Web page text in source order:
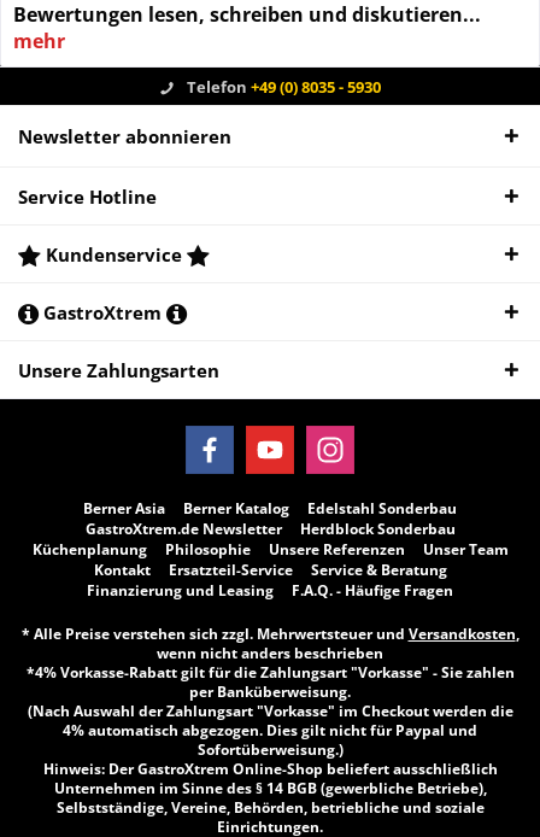
Bewertungen lesen, schreiben und diskutieren...
mehr
Telefon +49 (0) 8035 - 5930
Newsletter abonnieren
Service Hotline
Kundenservice
GastroXtrem
Unsere Zahlungsarten
Berner Asia Berner Katalog
Edelstahl Sonderbau
GastroXtrem.de Newsletter
Herdblock Sonderbau
Küchenplanung
Philosophie Unsere Referenzen
Unser Team
Kontakt
Ersatzteil-Service
Service & Beratung
Finanzierung und Leasing
F.A.Q. - Häufige Fragen
* Alle Preise verstehen sich zzgl. Mehrwertsteuer und Versandkosten,
wenn nicht anders beschrieben
*4% Vorkasse-Rabatt gilt für die Zahlungsart "Vorkasse" - Sie zahlen
per Banküberweisung.
(Nach Auswahl der Zahlungsart "Vorkasse" im Checkout werden die
4% automatisch abgezogen. Dies gilt nicht für Paypal und
Sofortüberweisung.)
Hinweis: Der GastroXtrem Online-Shop beliefert ausschließlich
Unternehmen im Sinne des § 14 BGB (gewerbliche Betriebe),
Selbstständige, Vereine, Behörden, betriebliche und soziale
Einrichtungen.